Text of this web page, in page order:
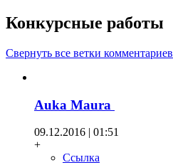
Конкурсные работы
Свернуть все ветки комментариев
Auka Maura
09.12.2016 | 01:51
+
Ссылка